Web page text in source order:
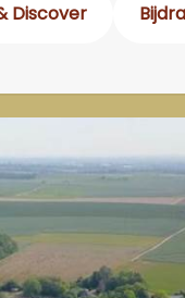
Discover